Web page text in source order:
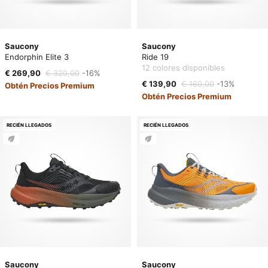
Saucony
Endorphin Elite 3
€ 269,90 € 320,00 -16%
Obtén Precios Premium
Saucony
Ride 19
12 colores disponibles
€ 139,90 € 160,00 -13%
Obtén Precios Premium
Saucony
RECIÉN LLEGADOS
Saucony
RECIÉN LLEGADOS